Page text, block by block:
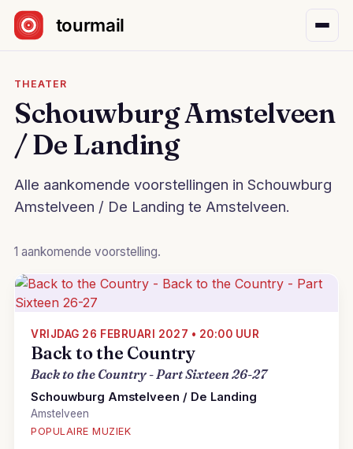
Sla navigatie over
THEATER
Schouwburg Amstelveen
/ De Landing
Alle aankomende voorstellingen in Schouwburg
Amstelveen / De Landing te Amstelveen.
1 aankomende voorstelling.
VRIJDAG 26 FEBRUARI 2027 • 20:00 UUR
Back to the Country
Back to the Country - Part Sixteen 26-27
Schouwburg Amstelveen / De Landing
Amstelveen
POPULAIRE MUZIEK